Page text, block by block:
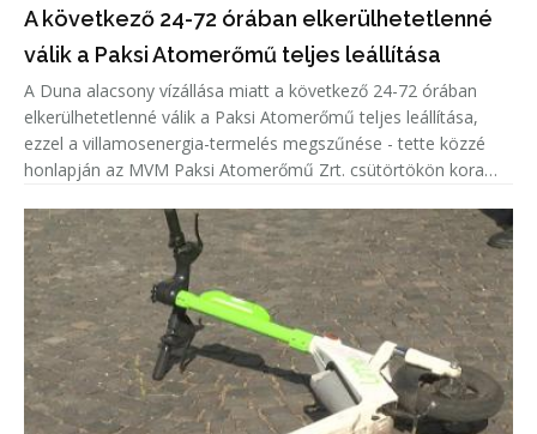
A következő 24-72 órában elkerülhetetlenné
válik a Paksi Atomerőmű teljes leállítása
A Duna alacsony vízállása miatt a következő 24-72 órában
elkerülhetetlenné válik a Paksi Atomerőmű teljes leállítása,
ezzel a villamosenergia-termelés megszűnése - tette közzé
honlapján az MVM Paksi Atomerőmű Zrt. csütörtökön kora